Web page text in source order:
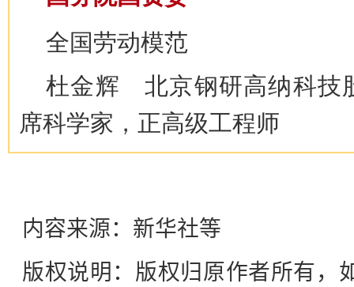
全国劳动模范
杜金辉 北京钢研高纳科技
席科学家，正高级工程师
内容来源：新华社等
版权说明：版权归原作者所有，